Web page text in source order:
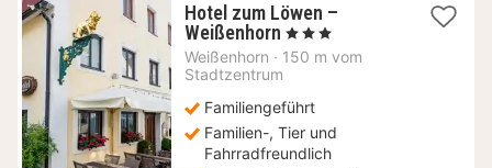
Hotel zum Löwen –
Weißenhorn 1
Nacht
€
, 3 Sterne
Weißenhorn · 150 m vom
Stadtzentrum
Familiengeführt
Familien-, Tier und
Fahrradfreundlich